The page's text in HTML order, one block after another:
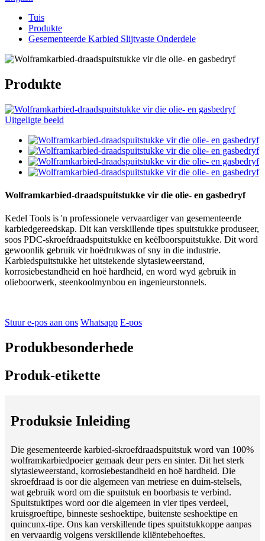
Tuis
Produkte
Gesementeerde Karbied Slijtvaste Onderdele
Produkte
Wolframkarbied-draadspuitstukke vir die olie- en gasbedryf
Kedel Tools is 'n professionele vervaardiger van gesementeerde
karbiedgereedskap. Dit kan verskillende tipes spuitstukke produseer,
soos PDC-skroefdraadspuitstukke en keëlboorspuitstukke. Dit word
gewoonlik gebruik vir hoëdrukwas of sny in die industrie.
Karbiedspuitstukke het uitstekende slytasieweerstand,
korrosiebestandheid en hoë hardheid, en word wyd gebruik in
olieboorwerk, steenkoolmynbou en ingenieurstonnels.
Stuur e-pos aan ons Whatsapp E-pos
Produkbesonderhede
Produk-etikette
Produksie Inleiding
Die gesementeerde karbied-skroefdraadspuitstuk word van 100%
wolframkarbiedpoeier gemaak deur pers en sinter. Dit het sterk
slytasieweerstand, korrosiebestandheid en hoë hardheid. Die
skroefdraad is oor die algemeen van metriese en duim-stelsels,
wat gebruik word om die spuitstuk en boorbasis te verbind.
Spuitstuktipes word oor die algemeen in vier tipes verdeel,
kruisgroeftipe, binneste seshoektipe, buitenste seshoektipe en
quincunx-tipe. Ons kan verskillende tipes spuitstukkoppe aanpas
en vervaardig volgens verskillende kliëntebehoeftes.